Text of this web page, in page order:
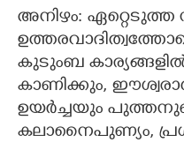
അനിഴം:
കുടുംബ
കാണിക്കും,
ഉയർച്ചയും
കലാനൈപുണ്യം,